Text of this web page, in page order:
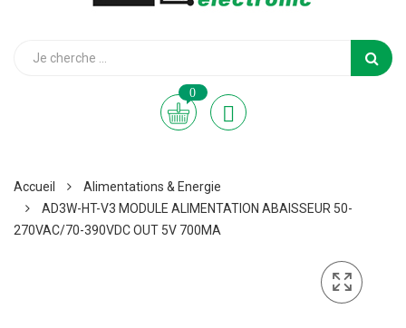
0
Accueil
Alimentations & Energie
AD3W-HT-V3 MODULE ALIMENTATION ABAISSEUR 50-
270VAC/70-390VDC OUT 5V 700MA